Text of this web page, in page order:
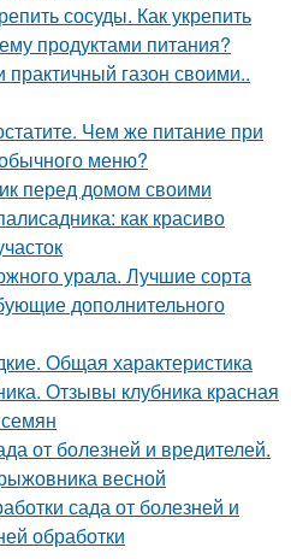
сосуды. Как укрепить
продуктами питания?
практичный газон своими..
Чем же питание при
меню?
перед домом своими
как красиво
урала. Лучшие сорта
дополнительного
Общая характеристика
Отзывы клубника красная
от болезней и вредителей.
весной
сада от болезней и
обработки